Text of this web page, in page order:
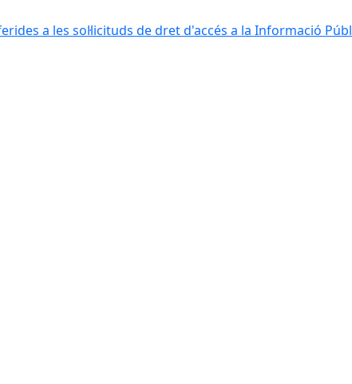
a les sol·licituds de dret d'accés a la Informació